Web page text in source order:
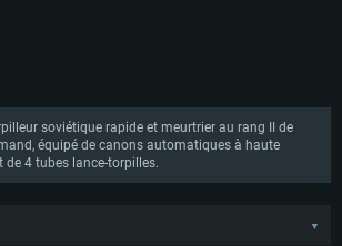
soviétique rapide et meurtrier au rang II de
équipé de canons automatiques à haute
de 4 tubes lance-torpilles.
▼